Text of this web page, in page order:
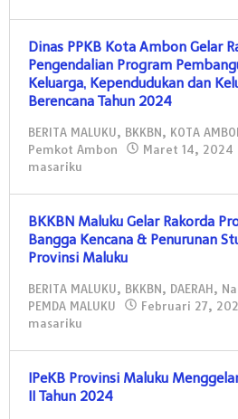
Dinas PPKB Kota Ambon Gelar
Pengendalian Program
Keluarga, Kependudukan dan
Berencana Tahun 2024
BERITA MALUKU, BKKBN, KOTA
Pemkot Ambon
Maret 14, 2024
masariku
BKKBN Maluku Gelar Rakorda
Bangga Kencana & Penurunan
Provinsi Maluku
BERITA MALUKU, BKKBN, DAERAH,
PEMDA MALUKU
Februari 27,
masariku
IPeKB Provinsi Maluku
II Tahun 2024